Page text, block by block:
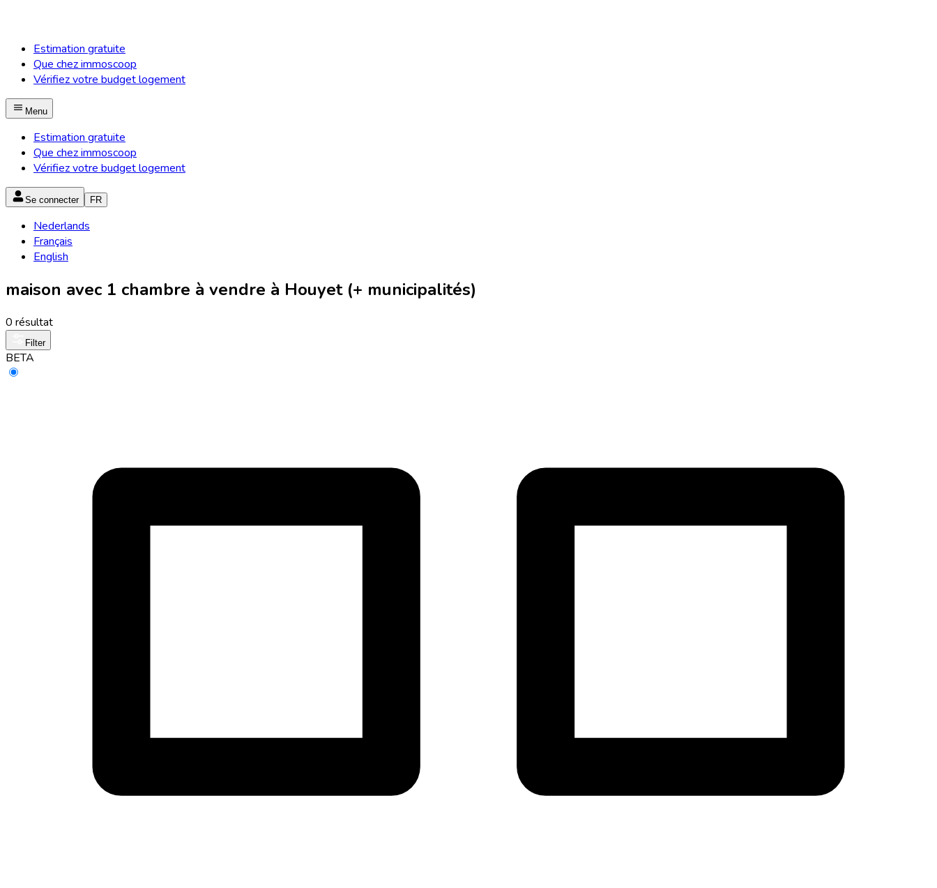
Estimation gratuite
Que chez immoscoop
Vérifiez votre budget logement
Menu
Estimation gratuite
Que chez immoscoop
Vérifiez votre budget logement
Se connecter FR
Nederlands
Français
English
maison avec 1 chambre à vendre à Houyet (+ municipalités)
0 résultat
Filter
BETA